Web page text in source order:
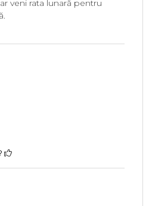
veni rata lunară pentru